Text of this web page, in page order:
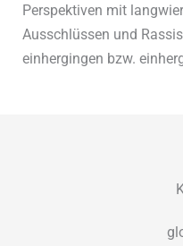
Perspektiven mit
Ausschlüssen und
einhergingen bzw.